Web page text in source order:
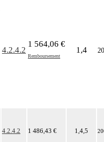
4.2.4.2
1 564,06 €
Remboursement
1,4
4.2.4.2 1 486,43 € 1,4,5